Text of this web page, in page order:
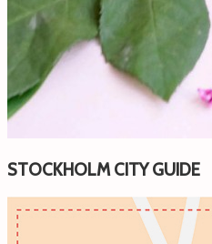
STOCKHOLM CITY GUIDE